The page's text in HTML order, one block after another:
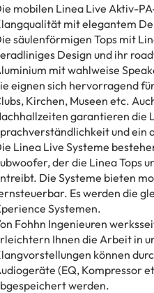
mobilen Linea Live Aktiv-
mit elegantem
säulenförmigen Tops mit
Design und ihr
mit wahlweise
eignen sich hervorragend
Kirchen, Museen etc.
garantieren die
und ein
Linea Live Systeme
der die Linea Tops
Die Systeme bieten
Es werden die
Systemen.
Fohhn Ingenieuren
Ihnen die Arbeit in
können
(EQ, Kompressor
werden.